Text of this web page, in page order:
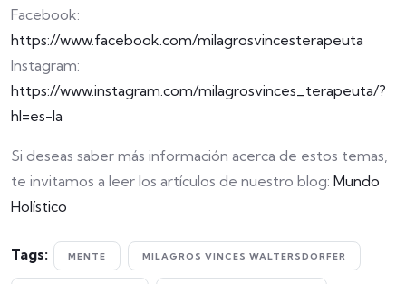
Facebook:
https://www.facebook.com/milagrosvincesterapeuta
Instagram:
https://www.instagram.com/milagrosvinces_terapeuta/?
hl=es-la
Si deseas saber más información acerca de estos temas,
te invitamos a leer los artículos de nuestro blog: Mundo
Holístico
Tags: MENTE MILAGROS VINCES WALTERSDORFER